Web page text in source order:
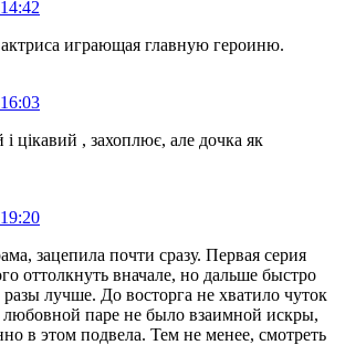
играющая главную героиню.
і цікавий , захоплює, але дочка як
зацепила почти сразу. Первая серия
оттолкнуть вначале, но дальше быстро
разы лучше. До восторга не хватило чуток
паре не было взаимной искры,
в этом подвела. Тем не менее, смотреть